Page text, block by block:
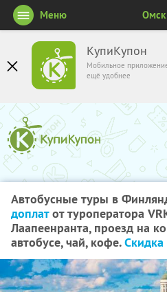
КупиКупон
Мобильное
ещё удобнее
Меню Омск
Автобусные туры в
доплатот туроператора
Лаапеенранта, проезд на
автобусе, чай, кофе.